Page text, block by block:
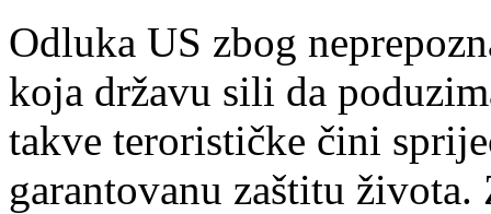
Odluka US zbog
koja državu sili da
takve terorističke čini
garantovanu zaštitu